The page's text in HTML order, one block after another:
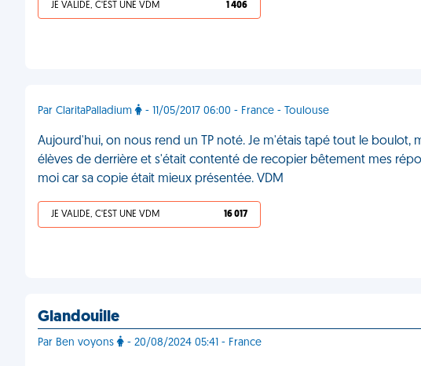
JE VALIDE, C'EST UNE VDM 1 406
Par ClaritaPalladium - 11/05/2017 06:00 - France - Toulouse
Aujourd'hui, on nous rend un TP noté. Je m'étais tapé tout le boulot,
élèves de derrière et s'était contenté de recopier bêtement mes
moi car sa copie était mieux présentée. VDM
JE VALIDE, C'EST UNE VDM 16 017
Glandouille
Par Ben voyons - 20/08/2024 05:41 - France